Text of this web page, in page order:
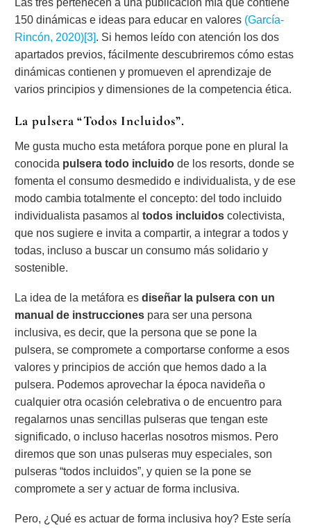
Las tres pertenecen a una publicación mía que contiene
150 dinámicas e ideas para educar en valores (García-
Rincón, 2020)[3]. Si hemos leído con atención los dos
apartados previos, fácilmente descubriremos cómo estas
dinámicas contienen y promueven el aprendizaje de
varios principios y dimensiones de la competencia ética.
La pulsera “Todos Incluidos”.
Me gusta mucho esta metáfora porque pone en plural la
conocida pulsera todo incluido de los resorts, donde se
fomenta el consumo desmedido e individualista, y de ese
modo cambia totalmente el concepto: del todo incluido
individualista pasamos al todos incluidos colectivista,
que nos sugiere e invita a compartir, a integrar a todos y
todas, incluso a buscar un consumo más solidario y
sostenible.
La idea de la metáfora es diseñar la pulsera con un
manual de instrucciones para ser una persona
inclusiva, es decir, que la persona que se pone la
pulsera, se compromete a comportarse conforme a esos
valores y principios de acción que hemos dado a la
pulsera. Podemos aprovechar la época navideña o
cualquier otra ocasión celebrativa o de encuentro para
regalarnos unas sencillas pulseras que tengan este
significado, o incluso hacerlas nosotros mismos. Pero
diremos que son unas pulseras muy especiales, son
pulseras “todos incluidos”, y quien se la pone se
compromete a ser y actuar de forma inclusiva.
Pero, ¿Qué es actuar de forma inclusiva hoy? Este sería